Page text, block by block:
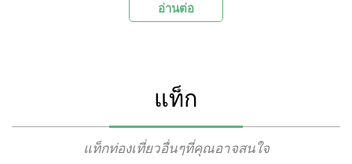
ความงามของธรรมชาติ ภูเขา ทะเลหมอก พืชพรรณ
อ่านต่อ
แท็ก
แท็กท่องเที่ยวอื่นๆที่คุณอาจสนใจ